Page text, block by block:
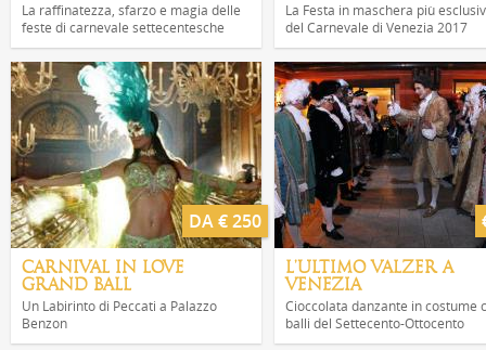
La raffinatezza, sfarzo e magia delle
feste di carnevale settecentesche
La Festa in maschera più
del Carnevale di Venezia 2017
DA € 250
CARNIVAL IN LOVE
GRAND BALL
Un Labirinto di Peccati a Palazzo
Benzon
L'ULTIMO VALZER A
VENEZIA
Cioccolata danzante in costume
balli del Settecento-Ottocento